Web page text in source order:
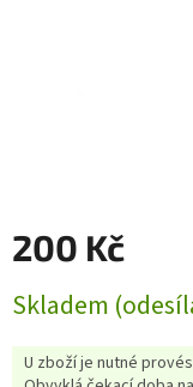
200 Kč
cena:
Skladem
U zboží je nutné